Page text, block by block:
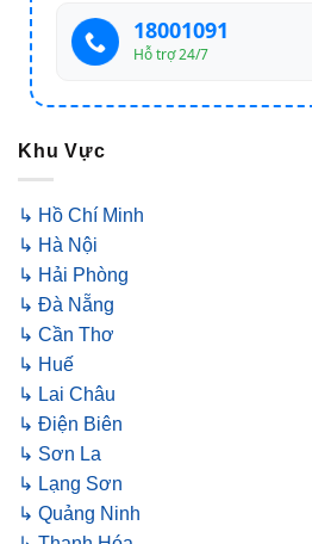
18001091
Hỗ trợ 24/7
Khu Vực
↳ Hồ Chí Minh
↳ Hà Nội
↳ Hải Phòng
↳ Đà Nẵng
↳ Cần Thơ
↳ Huế
↳ Lai Châu
↳ Điện Biên
↳ Sơn La
↳ Lạng Sơn
↳ Quảng Ninh